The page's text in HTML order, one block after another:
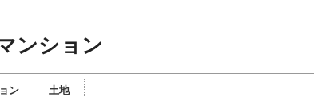
ンション
ン 土地